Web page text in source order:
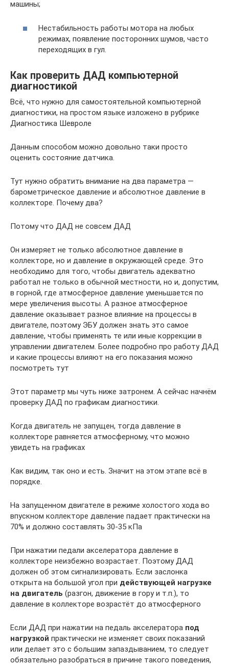
машины;
Нестабильность работы мотора на любых
режимах, появление посторонних шумов, часто
переходящих в гул.
Как проверить ДАД компьютерной
диагностикой
Всё, что нужно для самостоятельной компьютерной
диагностики, на простом языке изложено в рубрике
Диагностика Шевроле
Данным способом можно довольно таки просто
оценить состояние датчика.
Тут нужно обратить внимание на два параметра —
барометрическое давление и абсолютное давление в
коллекторе. Почему два?
Потому что ДАД не совсем ДАД
Он измеряет не только абсолютное давление в
коллекторе, но и давление в окружающей среде. Это
необходимо для того, чтобы двигатель адекватно
работал не только в обычной местности, но и, допустим,
в горной, где атмосферное давление уменьшается по
мере увеличения высоты. А разное атмосферное
давление оказывает разное влияние на процессы в
двигателе, поэтому ЭБУ должен знать это самое
давление, чтобы применять те или иные коррекции в
управлении двигателем. Более подробно про работу ДАД
и какие процессы влияют на его показания можно
посмотреть тут
Этот параметр мы чуть ниже затронем. А сейчас начнём
проверку ДАД по графикам диагностики.
Когда двигатель не запущен, тогда давление в
коллекторе равняется атмосферному, что можно
увидеть на графиках
Как видим, так оно и есть. Значит на этом этапе всё в
порядке.
На запущенном двигателе в режиме холостого хода во
впускном коллекторе давление падает практически на
70% и должно составлять 30-35 кПа
При нажатии педали акселератора давление в
коллекторе неизбежно возрастает. Поэтому ДАД
должен об этом сигнализировать. Если заслонка
открыта на большой угол при действующей нагрузке
на двигатель (разгон, движение в гору и т.п.), то
давление в коллекторе возрастёт до атмосферного
Если ДАД при нажатии на педаль акселератора под
нагрузкой практически не изменяет своих показаний
или делает это с большим запаздыванием, то следует
обязательно разобраться в причине такого поведения,